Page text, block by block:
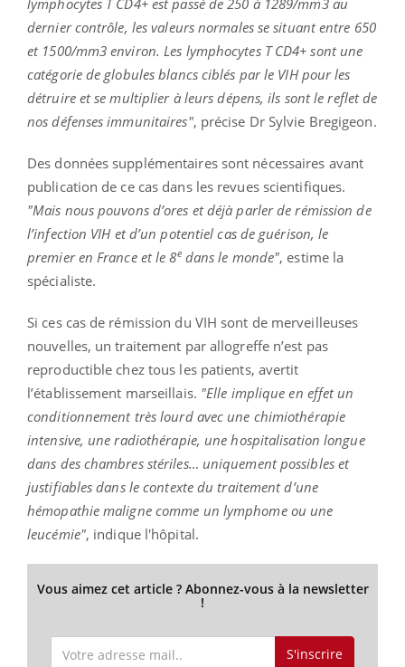
dernier contrôle, les valeurs normales se situant entre 650
et 1500/mm3 environ. Les lymphocytes T CD4+ sont une
catégorie de globules blancs ciblés par le VIH pour les
détruire et se multiplier à leurs dépens, ils sont le reflet de
nos défenses immunitaires", précise Dr Sylvie Bregigeon.
Des données supplémentaires sont nécessaires avant
publication de ce cas dans les revues scientifiques.
"Mais nous pouvons d’ores et déjà parler de rémission de
l’infection VIH et d’un potentiel cas de guérison, le
premier en France et le 8edans le monde", estime la
spécialiste.
Si ces cas de rémission du VIH sont de merveilleuses
nouvelles, un traitement par allogreffe n’est pas
reproductible chez tous les patients, avertit
l’établissement marseillais. "Elle implique en effet un
conditionnement très lourd avec une chimiothérapie
intensive, une radiothérapie, une hospitalisation longue
dans des chambres stériles… uniquement possibles et
justifiables dans le contexte du traitement d’une
hémopathie maligne comme un lymphome ou une
leucémie", indique l'hôpital.
Vous aimez cet article ? Abonnez-vous à la newsletter
!
S'inscrire